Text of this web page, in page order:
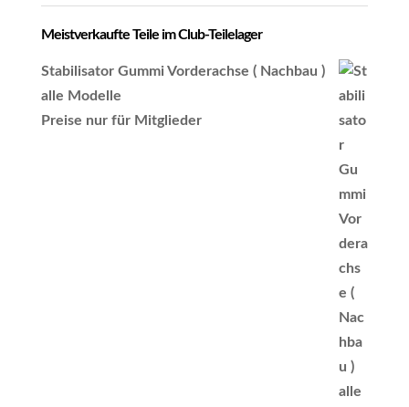
Meistverkaufte Teile im Club-Teilelager
Stabilisator Gummi Vorderachse ( Nachbau )
alle Modelle
Preise nur für Mitglieder